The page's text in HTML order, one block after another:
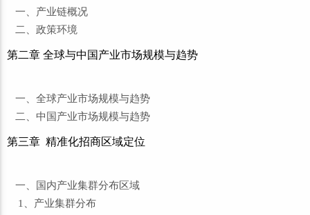
一、产业链概况
二、政策环境
第二章 全球与中国产业市场规模与趋势
一、全球产业市场规模与趋势
二、中国产业市场规模与趋势
第三章 精准化招商区域定位
一、国内产业集群分布区域
1、产业集群分布